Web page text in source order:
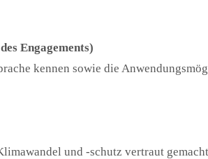
Engagements)
kennen sowie die
und -schutz vertraut